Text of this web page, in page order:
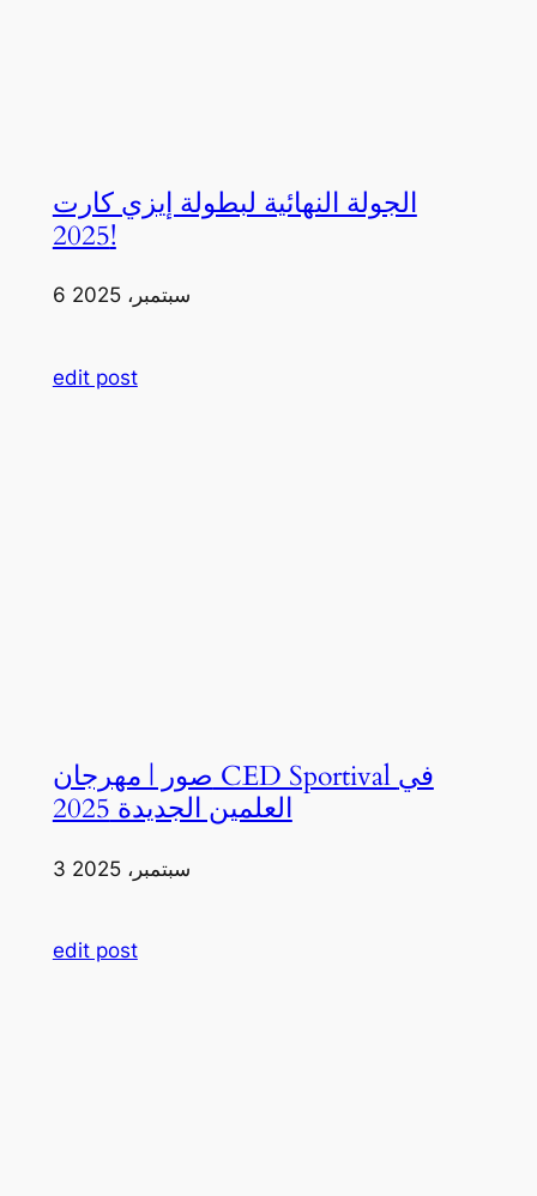
الجولة النهائية لبطولة إيزي كارت
2025!
6 سبتمبر، 2025
edit post
صور | مهرجان CED Sportival في
العلمين الجديدة 2025
3 سبتمبر، 2025
edit post